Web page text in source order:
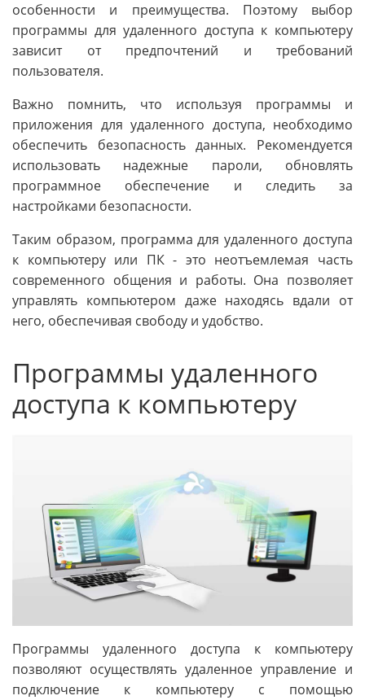
особенности и преимущества. Поэтому выбор
программы для удаленного доступа к компьютеру
зависит от предпочтений и требований
пользователя.
Важно помнить, что используя программы и
приложения для удаленного доступа, необходимо
обеспечить безопасность данных. Рекомендуется
использовать надежные пароли, обновлять
программное обеспечение и следить за
настройками безопасности.
Таким образом, программа для удаленного доступа
к компьютеру или ПК - это неотъемлемая часть
современного общения и работы. Она позволяет
управлять компьютером даже находясь вдали от
него, обеспечивая свободу и удобство.
Программы удаленного
доступа к компьютеру
Программы удаленного доступа к компьютеру
позволяют осуществлять удаленное управление и
подключение к компьютеру с помощью